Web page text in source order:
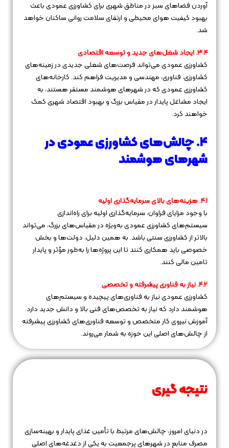
آوردن فضاهای سبز در مناطق شهری برای کشاورزی عمودی باعث
بهبود کیفیت هوای محیطی و ارتقای سلامت روانی ساکنان خواهد
شد.
۳.۴. ایجاد شغل‌های جدید و توسعه اقتصادی
کشاورزی عمودی می‌تواند فرصت‌های شغلی جدیدی در زمینه‌های
کشاورزی، فناوری، مهندسی و مدیریت فراهم کند. کارخانه‌های
کشاورزی عمودی که در شهرهای هوشمند مستقر هستند، به
ایجاد مشاغل پایدار در مقیاس بزرگ و بهبود اقتصاد شهری کمک
خواهند کرد.
۴. چالش‌های کشاورزی عمودی در
شهرهای هوشمند
۴.۱. هزینه‌های بالای سرمایه‌گذاری اولیه
با وجود مزایای فراوان، سرمایه‌گذاری اولیه برای راه‌اندازی
سیستم‌های کشاورزی عمودی به‌ویژه در مقیاس‌های بزرگ، می‌تواند
بالاتر از کشاورزی سنتی باشد. به همین دلیل، دولت‌ها و بخش
خصوصی باید همکاری کنند تا این پروژه‌ها را به‌طور مؤثر و پایدار
تامین مالی کنند.
۴.۲. نیاز به فناوری پیشرفته و تخصصی
کشاورزی عمودی نیاز به فناوری‌های پیچیده و سیستم‌های
هوشمند دارد که نیاز به تخصص‌های فنی بالا و دانش جدید دارد.
آموزش نیروی کار متخصص و توسعه فناوری‌های کشاورزی پیشرفته
از چالش‌های اصلی این حوزه به شمار می‌روند.
نتیجه‌ گیری
در دنیای امروز، چالش‌های مرتبط با تأمین غذای پایدار و بهینه‌سازی
مصرف منابع در شهرهای پرجمعیت به یکی از دغدغه‌های اصلی